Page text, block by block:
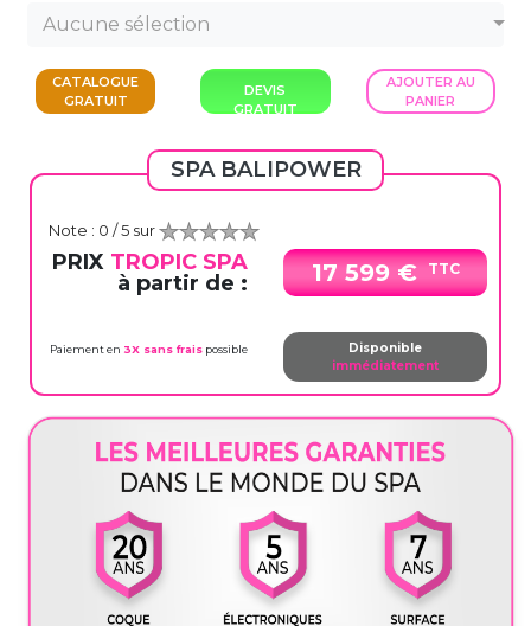
Aucune sélection
CATALOGUE
GRATUIT
DEVIS
GRATUIT
AJOUTER AU
PANIER
SPA BALIPOWER
Note : 0 / 5 sur
PRIX TROPIC SPA
à partir de :
17 599 € TTC
Paiement en 3X sans frais possible
Disponible
immédiatement